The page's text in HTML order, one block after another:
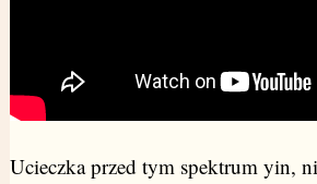
Ucieczka przed tym spektrum yin,